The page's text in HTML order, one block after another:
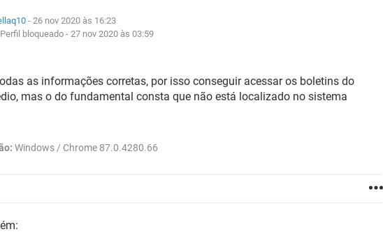
- 26 nov 2020 às 16:23
Perfil bloqueado - 27 nov 2020 às 03:59
as informações corretas, por isso conseguir acessar os boletins do
mas o do fundamental consta que não está localizado no sistema
Windows / Chrome 87.0.4280.66